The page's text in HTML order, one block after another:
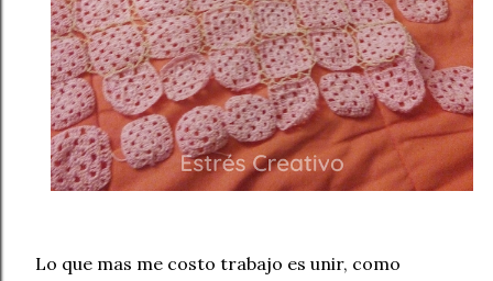
Lo que mas me costo trabajo es unir, como